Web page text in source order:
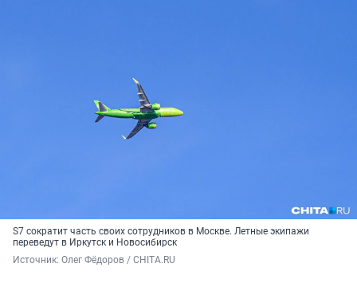
S7 сократит часть своих сотрудников в Москве. Летные экипажи
переведут в Иркутск и Новосибирск
Источник: Олег Фёдоров / CHITA.RU